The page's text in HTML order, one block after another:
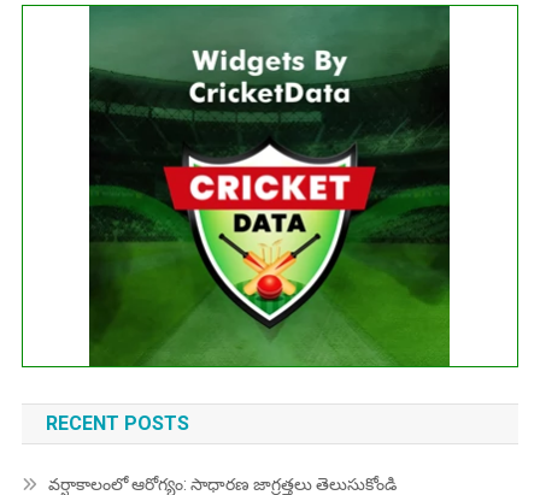
No live matches found.
See recent results
See fixtures
RECENT POSTS
వర్షాకాలంలో ఆరోగ్యం: సాధారణ జాగ్రత్తలు తెలుసుకోండి